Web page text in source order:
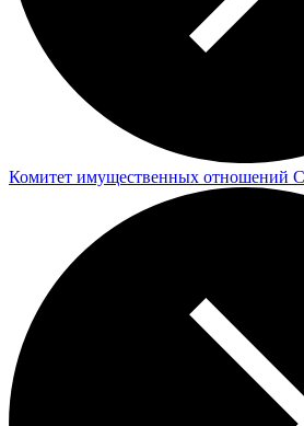
Комитет имущественных отношений